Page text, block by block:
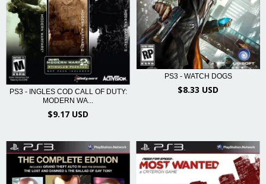
PS3 - INGLES COD CALL OF DUTY:
MODERN WA...
$9.17 USD
PS3 - WATCH DOGS
$8.33 USD